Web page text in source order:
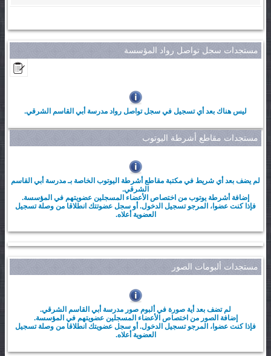
مستجدات سجل تواصل رواد المؤسسة
ليس هناك بعد أي تسجيل في سجل تواصل رواد مدرسة أبي القاسم الشرقي.
مستجدات مقاطع أشرطة اليوتوب
لم يضف بعد أي شريط في مكتبة مقاطع أشرطة اليوتوب الخاصة بـ مدرسة أبي القاسم
الشرقي.
إضافة أشرطة يوتوب من اختصاص الأعضاء المسجلين عضويتهم في المؤسسة.
فإذا كنت عضوا، المرجو تسجيل الدخول. أو سجل عضوتتك انطلاقا من وصلة تسجيل
العضوية أعلاه.
مستجدات ألبومات الصور
لم تضف بعد أية صورة في ألبوم صور مدرسة أبي القاسم الشرقي.
إضافة الصور من اختصاص الأعضاء المسجلين عضويتهم في المؤسسة.
فإذا كنت عضوا، المرجو تسجيل الدخول. أو سجل عضويتك انطلاقا من وصلة تسجيل
العضوية أعلاه.